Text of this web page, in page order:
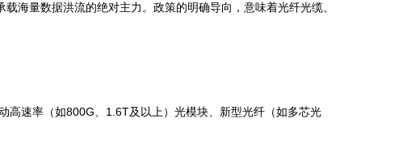
海量数据洪流的绝对主力。政策的明确导向，意味着光纤光缆、
高速率（如800G、1.6T及以上）光模块、新型光纤（如多芯光